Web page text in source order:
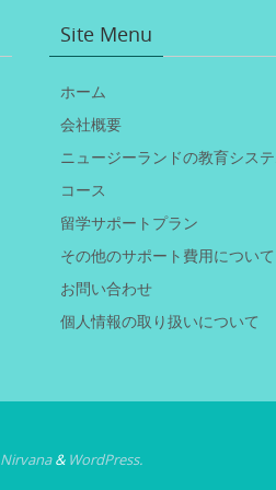
Site Menu
ホーム
会社概要
ニュージーランドの教育シス
コース
留学サポートプラン
その他のサポート費用について
お問い合わせ
個人情報の取り扱いについて
Nirvana& WordPress.